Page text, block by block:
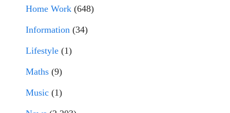
Home Work (648)
Information (34)
Lifestyle (1)
Maths (9)
Music (1)